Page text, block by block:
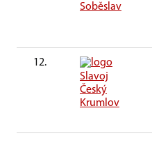
Soběslav
12.
Slavoj
Český
Krumlov